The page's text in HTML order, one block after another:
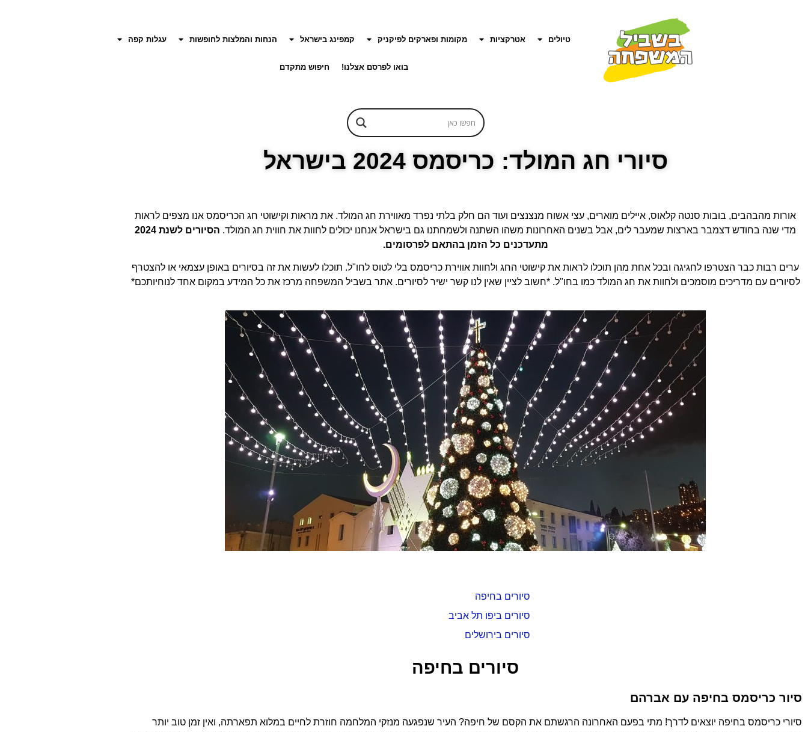
טיולים אטרקציות מקומות ופארקים לפיקניק קמפינג בישראל הנחות והמלצות לחופשות עגלות קפה
בואו לפרסם אצלנו! חיפוש מתקדם
סיורי חג המולד: כריסמס 2024 בישראל
אורות מהבהבים, בובות סנטה קלאוס, איילים מוארים, עצי אשוח מנצנצים ועוד הם חלק בלתי נפרד מאווירת חג המולד. את מראות וקישוטי חג הכריסמס אנו מצפים לראות
מדי שנה בחודש דצמבר בארצות שמעבר לים, אבל בשנים האחרונות משהו השתנה ולשמחתנו גם בישראל אנחנו יכולים לחוות את חווית חג המולד.
הסיורים לשנת 2024
מתעדכנים כל הזמן בהתאם לפרסומים.
ערים רבות כבר הצטרפו לחגיגה ובכל אחת מהן תוכלו לראות את קישוטי החג ולחוות אווירת כריסמס בלי לטוס לחו"ל. תוכלו לעשות את זה בסיורים באופן עצמאי או להצטרף
לסיורים עם מדריכים מוסמכים ולחוות את חג המולד כמו בחו"ל. *חשוב לציין שאין לנו קשר ישיר לסיורים. אתר בשביל המשפחה מרכז את כל המידע במקום אחד לנוחיותכם*
סיורים בחיפה
סיורים ביפו תל אביב
סיורים בירושלים
סיורים בחיפה
סיור כריסמס בחיפה עם אברהם
סיורי כריסמס בחיפה יוצאים לדרך! מתי בפעם האחרונה הרגשתם את הקסם של חיפה? העיר שנפגעה מנזקי המלחמה חוזרת לחיים במלוא תפארתה, ואין זמן טוב יותר